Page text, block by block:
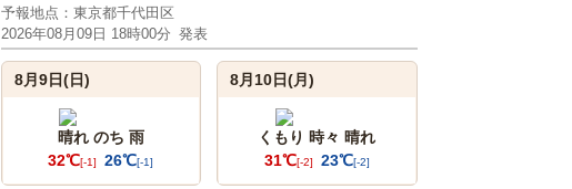
予報地点：東京都千代田区
2026年08月09日 18時00分 発表
8月9日(日)
晴れ のち 雨
32℃[-1] 26℃[-1]
8月10日(月)
くもり 時々 晴れ
31℃[-2] 23℃[-2]